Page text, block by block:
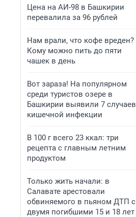
Цена на АИ-98 в Башкирии
перевалила за 96 рублей
Нам врали, что кофе вреден?
Кому можно пить до пяти
чашек в день
Вот зараза! На популярном
среди туристов озере в
Башкирии выявили 7 случаев
кишечной инфекции
В 100 г всего 23 ккал: три
рецепта с главным летним
продуктом
Только жить начали: в
Салавате арестовали
обвиняемого в пьяном ДТП с
двумя погибшими 15 и 18 лет